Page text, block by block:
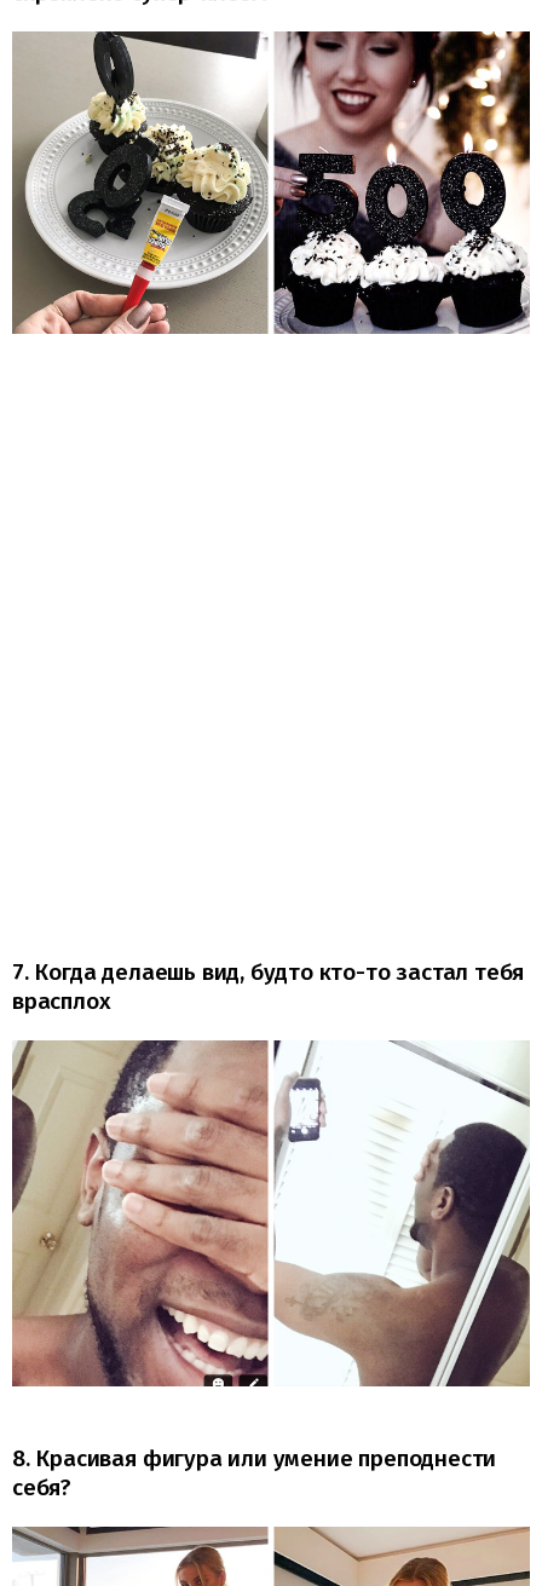
7. Когда делаешь вид, будто кто-то застал тебя
врасплох
8. Красивая фигура или умение преподнести
себя?